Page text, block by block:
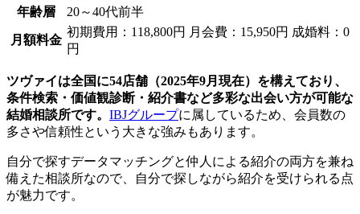
年齢層
20～40代前半
月額料金
初期費用：118,800円 月会費：15,950円 成婚料：0
円
ツヴァイは全国に54店舗（2025年9月現在）を構えており、
条件検索・価値観診断・紹介書など多彩な出会い方が可能な
結婚相談所です。 IBJグループに属しているため、会員数の
多さや信頼性という大きな強みもあります。
自分で探すデータマッチングと仲人による紹介の両方を兼ね
備えた相談所なので、自分で探しながら紹介を受けられる点
が魅力です。